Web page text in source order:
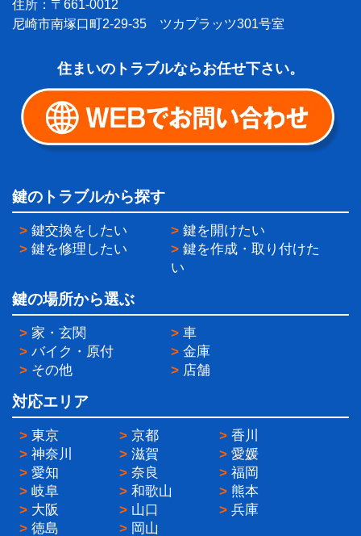
住所：〒661-0012
尼崎市南塚口町2-29-35 ツカプラッツ301号室
住まいのトラブルならお任せ下さい。
鍵のトラブルから探す
> 鍵交換をしたい > 鍵を開けたい
> 鍵を修理したい > 鍵を作成・取り付けた
い
鍵の場所から選ぶ
> 家・玄関 > 車
> バイク・原付 > 金庫
> その他 > 店舗
対応エリア
> 東京 > 京都 > 香川
> 神奈川 > 滋賀 > 愛媛
> 愛知 > 奈良 > 福岡
> 岐阜 > 和歌山 > 熊本
> 大阪 > 山口 > 兵庫
> 徳島 > 岡山